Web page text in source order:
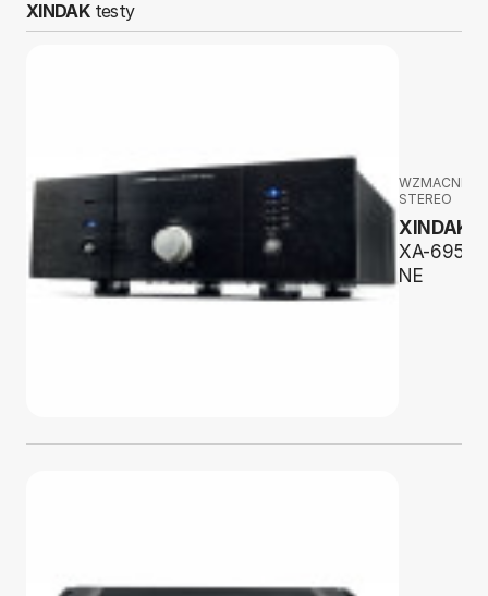
XINDAKtesty
STEREO
XINDAK
XA-6950
NE